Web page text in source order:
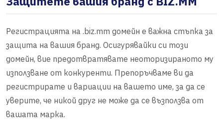
Регистрацията на .biz.mm домейн е важна стъпка за
защита на вашия бранд. Осигурявайки си този
домейн, вие предотвратявате неоторизираното му
използване от конкуренти. Препоръчваме ви да
регистрирате и вариации на вашето име, за да се
уверите, че никой друг не може да се възползва от
вашата марка.